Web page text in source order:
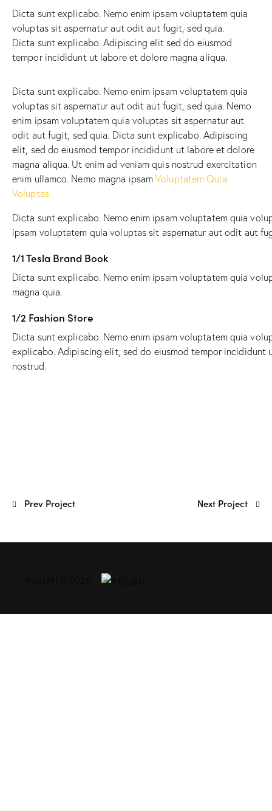
Dicta sunt explicabo. Nemo enim ipsam voluptatem quia
voluptas sit aspernatur aut odit aut fugit, sed quia.
Dicta sunt explicabo. Adipiscing elit sed do eiusmod
tempor incididunt ut labore et dolore magna aliqua.
Dicta sunt explicabo. Nemo enim ipsam voluptatem quia
voluptas sit aspernatur aut odit aut fugit, sed quia. Nemo
enim ipsam voluptatem quia voluptas sit aspernatur aut
odit aut fugit, sed quia. Dicta sunt explicabo. Adipiscing
elit, sed do eiusmod tempor incididunt ut labore et dolore
magna aliqua. Ut enim ad veniam quis nostrud exercitation
enim ullamco. Nemo magna ipsamVoluptatem Quia
Voluptas.
Dicta sunt explicabo. Nemo enim ipsam voluptatem quia
ipsam voluptatem quia voluptas sit aspernatur aut odit aut
1/1 Tesla Brand Book
Dicta sunt explicabo. Nemo enim ipsam voluptatem quia
magna quia.
1/2 Fashion Store
Dicta sunt explicabo. Nemo enim ipsam voluptatem quia
explicabo. Adipiscing elit, sed do eiusmod tempor incididunt
nostrud.
Prev Project Next Project